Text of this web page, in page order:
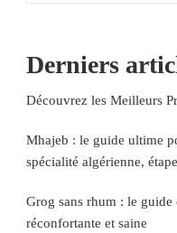
Derniers
Découvrez les Meilleurs
Mhajeb : le guide ultime
spécialité algérienne,
Grog sans rhum : le
réconfortante et saine